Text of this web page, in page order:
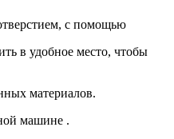
с помощью
в удобное место, чтобы
материалов.
машине .